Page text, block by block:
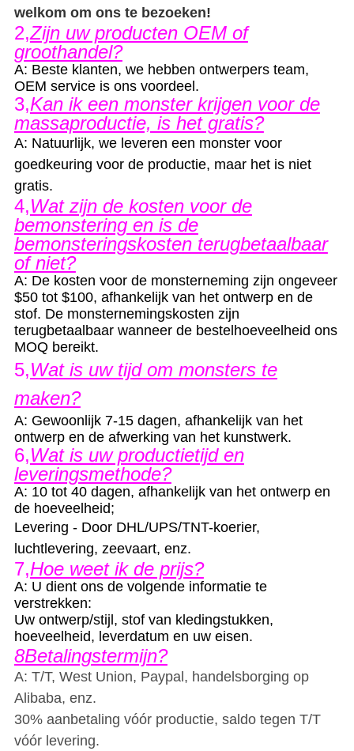
welkom om ons te bezoeken!
2,Zijn uw producten OEM of
groothandel?
A: Beste klanten, we hebben ontwerpers team,
OEM service is ons voordeel.
3,Kan ik een monster krijgen voor de
massaproductie, is het gratis?
A: Natuurlijk, we leveren een monster voor
goedkeuring voor de productie, maar het is niet
gratis.
4,Wat zijn de kosten voor de
bemonstering en is de
bemonsteringskosten terugbetaalbaar
of niet?
A: De kosten voor de monsterneming zijn ongeveer
$50 tot $100, afhankelijk van het ontwerp en de
stof. De monsternemingskosten zijn
terugbetaalbaar wanneer de bestelhoeveelheid ons
MOQ bereikt.
5,Wat is uw tijd om monsters te
maken?
A: Gewoonlijk 7-15 dagen, afhankelijk van het
ontwerp en de afwerking van het kunstwerk.
6,Wat is uw productietijd en
leveringsmethode?
A: 10 tot 40 dagen, afhankelijk van het ontwerp en
de hoeveelheid;
Levering - Door DHL/UPS/TNT-koerier,
luchtlevering, zeevaart, enz.
7,Hoe weet ik de prijs?
A: U dient ons de volgende informatie te
verstrekken:
Uw ontwerp/stijl, stof van kledingstukken,
hoeveelheid, leverdatum en uw eisen.
8Betalingstermijn?
A: T/T, West Union, Paypal, handelsborging op
Alibaba, enz.
30% aanbetaling vóór productie, saldo tegen T/T
vóór levering.